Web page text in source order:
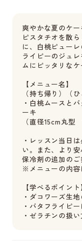
爽やかな夏のケー
ピスタチオを散
に、白桃ピュー
ライピーのジュ
ムにピッタリな
【メニュー名】
（持ち帰り）（ひ
・白桃ムースと
ーキ
（直径15cm丸型
・レッスン当日
い。また、より
保冷剤の追加のご
※メニューの内容
【学べるポイント
・ダコワーズ生
・バタフライピ
・ゼラチンの扱い